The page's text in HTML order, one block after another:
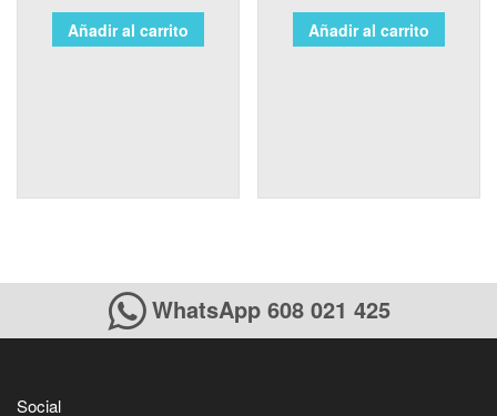
Añadir al carrito Añadir al carrito
WhatsApp 608 021 425
Social